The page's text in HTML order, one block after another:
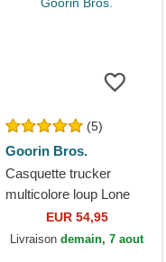
(5)
Goorin Bros.
Casquette trucker
multicolore loup Lone
Wolf In The Element
The Farm Goorin Bros.
EUR 54,95
Livraisondemain, 7 aout